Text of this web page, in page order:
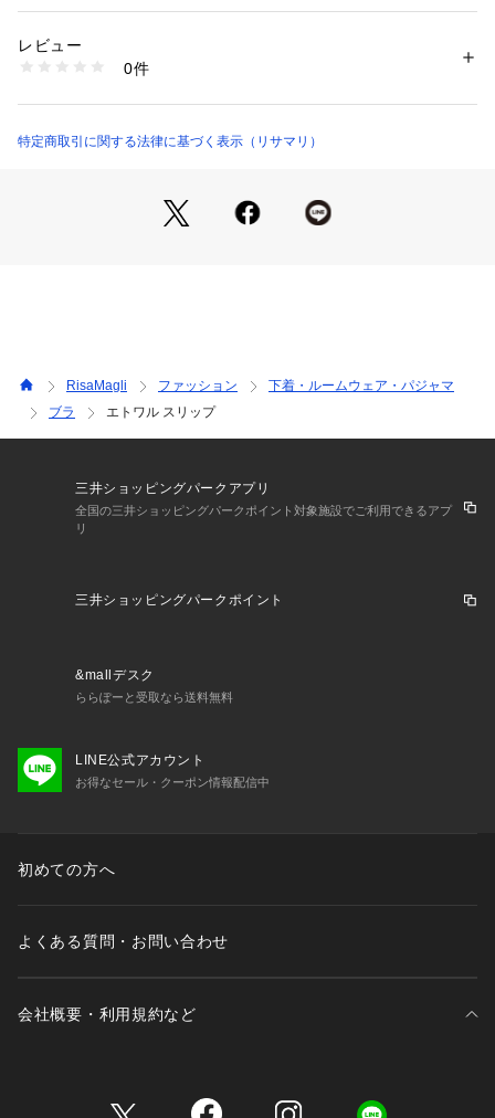
トをプラスしています。
身生地にあしらったレースは柄行が肌に浮かび上がり、エレガ
地で柄を変えるこだわりも。
用していただけます。
カラーは陶器をイメージさせるホワイト×ネイビー・ボルド
ちの良い着心地です。
伸縮性がありご着用していてストレスを感じにくい仕様になっ
ています。
＜サイズ＞
M：バスト 79～87cm（総丈：約75cm）
L：バスト 86～94cm（総丈：約75cm）
・ストラップ長さ調節可能（取り外し不可）
＜関連アイテム＞
お揃いのアイテムは以下よりご確認ください。
・67152 ブラジャー（G・H）
・57156 ブラレット
・47155 おやすみブラ（3L）
・77150 ノーマルショーツ
・77154 Tバックショーツ
素材：ナイロン・ポリエステル・ポリウレタン
商品番号：
N05-17150 （ショップ）
レビュー
0件
特定商取引に関する法律に基づく表示（リサマリ）
RisaMagli ファッション
下着・ルームウェア・パジャマ
ブラ
エトワル スリップ
三井ショッピングパークアプリ
全国の三井ショッピングパークポイント対象施設でご利用できるアプ
リ
三井ショッピングパークポイント
&mallデスク
ららぽーと受取なら送料無料
LINE公式アカウント
お得なセール・クーポン情報配信中
初めての方へ
よくある質問・お問い合わせ
会社概要・利用規約など